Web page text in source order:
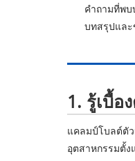
คำถามที่พบ
บทสรุปแล
1. รู้เบื้อ
แคลมป์โบลต์ตัว
อุตสาหกรรมตั้ง